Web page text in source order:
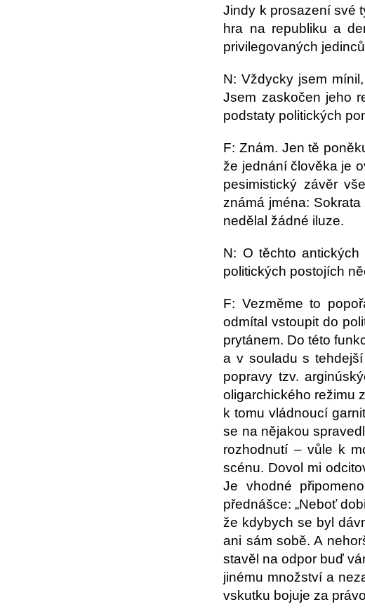
Jindy k prosazení své
hra na republiku a
privilegovaných
N: Vždycky jsem
Jsem zaskočen jeho
podstaty politických
F: Znám. Jen tě
že jednání člověka je
pesimistický závěr
známá jména:
nedělal žádné iluze.
N: O těchto
politických postojích
F: Vezměme to
odmítal vstoupit do
prytánem. Do této
a v souladu s
popravy tzv.
oligarchického režimu
k tomu vládnoucí
se na nějakou
rozhodnutí – vůle k
scénu. Dovol mi
Je vhodné
přednášce: „Neboť
že kdybych se byl
ani sám sobě. A
stavěl na odpor buď
jinému množství a
vskutku bojuje za